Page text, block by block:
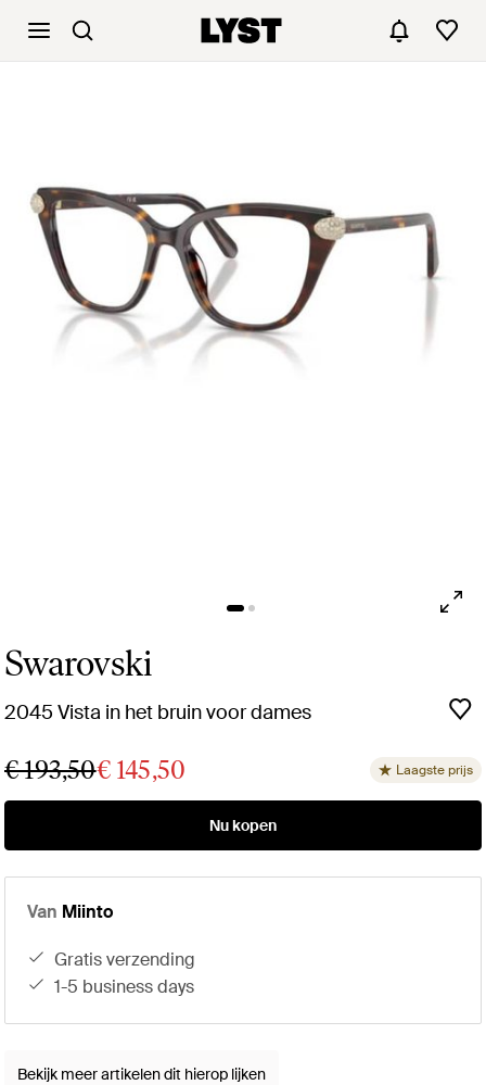
Swarovski
2045 Vista in het bruin voor dames
€ 193,50€ 145,50 Laagste prijs
Nu kopen
Van Miinto
gratis verzending
1-5 business days
Bekijk meer artikelen dit hierop lijken